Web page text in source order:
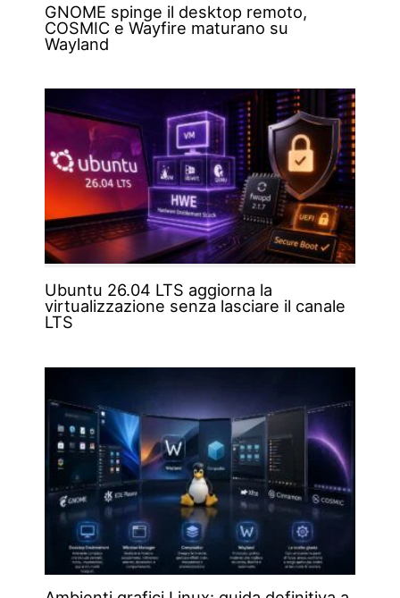
GNOME spinge il desktop remoto,
COSMIC e Wayfire maturano su
Wayland
Ubuntu 26.04 LTS aggiorna la
virtualizzazione senza lasciare il canale
LTS